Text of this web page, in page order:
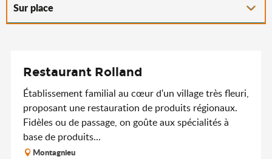
Sur place
Restaurant Rolland
Établissement familial au cœur d'un village très fleuri,
proposant une restauration de produits régionaux.
Fidèles ou de passage, on goûte aux spécialités à
base de produits...
Montagnieu